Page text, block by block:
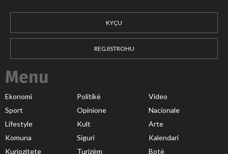
KYÇU
REGJISTROHU
Menu
Ekonomi Politikë
Video
Sport
Opinione
Nacionale
Lifestyle
Kult
Arte
Komuna
Siguri
Kalendari
Kuriozitete
Turizëm Botë